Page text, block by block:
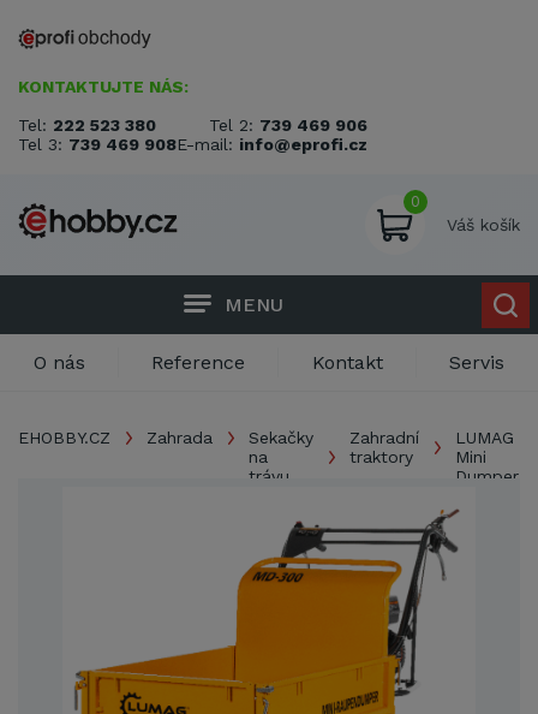
KONTAKTUJTE NÁS:
Tel: 222 523 380 Tel 2: 739 469 906
Tel 3: 739 469 908E-mail: info@eprofi.cz
0
Váš košík
MENU
O nás Reference Kontakt Servis
EHOBBY.CZ Zahrada
Sekačky
na
trávu
Zahradní
traktory
LUMAG
Mini
Dumper